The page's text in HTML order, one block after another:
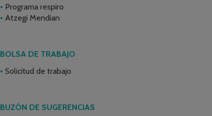
Programa respiro
Atzegi Mendian
BOLSA DE TRABAJO
Solicitud de trabajo
BUZÓN DE SUGERENCIAS